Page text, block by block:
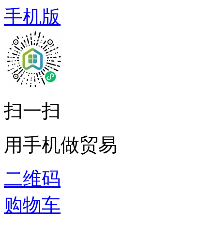
手机版
扫一扫
用手机做贸易
二维码
购物车